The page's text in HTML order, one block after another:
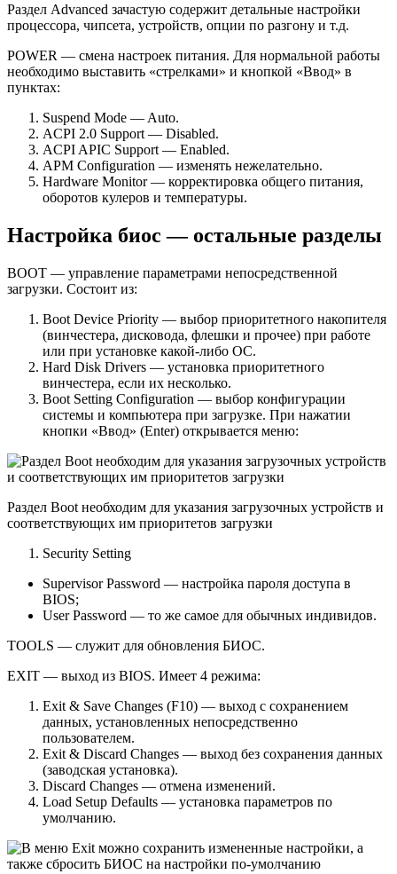
Раздел Advanced зачастую содержит детальные настройки
процессора, чипсета, устройств, опции по разгону и т.д.
POWER — смена настроек питания. Для нормальной работы
необходимо выставить «стрелками» и кнопкой «Ввод» в
пунктах:
Suspend Mode — Auto.
ACPI 2.0 Support — Disabled.
ACPI APIC Support — Enabled.
APM Configuration — изменять нежелательно.
Hardware Monitor — корректировка общего питания,
оборотов кулеров и температуры.
Настройка биос — остальные разделы
BOOT — управление параметрами непосредственной
загрузки. Состоит из:
Boot Device Priority — выбор приоритетного накопителя
(винчестера, дисковода, флешки и прочее) при работе
или при установке какой-либо ОС.
Hard Disk Drivers — установка приоритетного
винчестера, если их несколько.
Boot Setting Configuration — выбор конфигурации
системы и компьютера при загрузке. При нажатии
кнопки «Ввод» (Enter) открывается меню:
Раздел Boot необходим для указания загрузочных устройств и
соответствующих им приоритетов загрузки
Security Setting
Supervisor Password — настройка пароля доступа в
BIOS;
User Password — то же самое для обычных индивидов.
TOOLS — служит для обновления БИОС.
EXIT — выход из BIOS. Имеет 4 режима:
Exit & Save Changes (F10) — выход с сохранением
данных, установленных непосредственно
пользователем.
Exit & Discard Changes — выход без сохранения данных
(заводская установка).
Discard Changes — отмена изменений.
Load Setup Defaults — установка параметров по
умолчанию.